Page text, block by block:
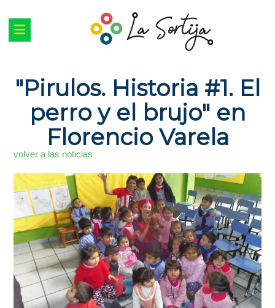
"Pirulos. Historia #1. El
perro y el brujo" en
Florencio Varela
volver a las noticias